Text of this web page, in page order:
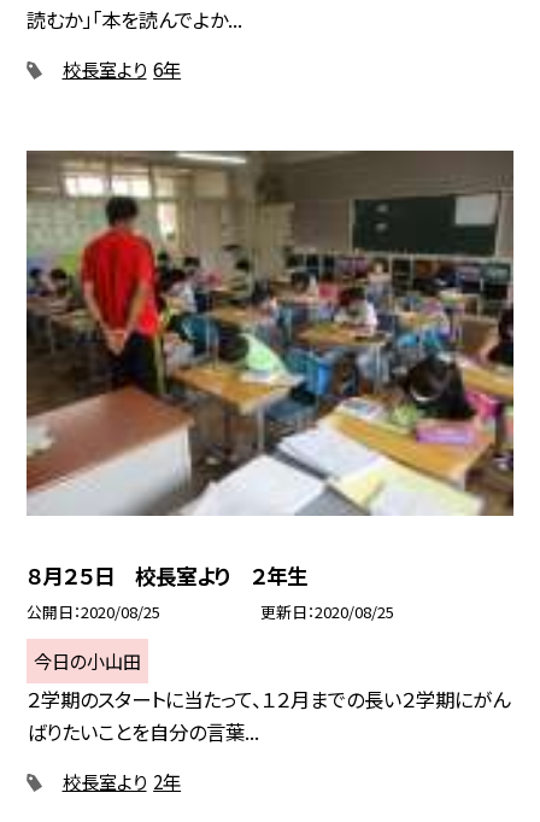
読むか」「本を読んでよか...
校長室より 6年
８月２５日 校長室より ２年生
公開日 2020/08/25 更新日 2020/08/25
今日の小山田
２学期のスタートに当たって、１２月までの長い２学期にがん
ばりたいことを自分の言葉...
校長室より 2年